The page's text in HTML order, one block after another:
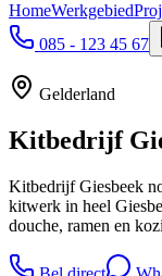
HomeWerkgebied
085 - 123 45 67
Gelderland
Kitbedrijf
Kitbedrijf Giesbeek
kitwerk in heel
douche, ramen en